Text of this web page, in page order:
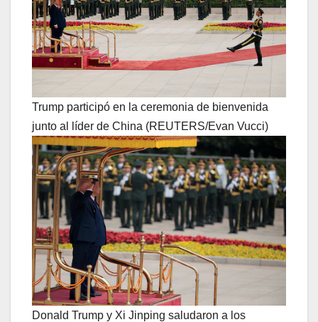
Trump participó en la ceremonia de bienvenida
junto al líder de China (REUTERS/Evan Vucci)
Donald Trump y Xi Jinping saludaron a los